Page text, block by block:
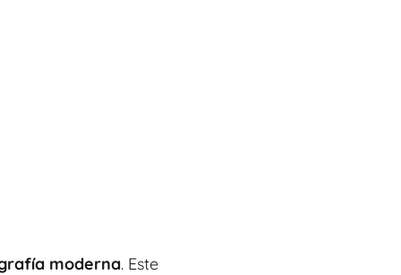
moderna. Este